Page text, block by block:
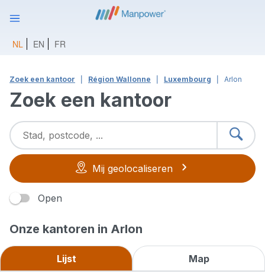
NL EN FR
Zoek een kantoor Région Wallonne Luxembourg Arlon
Zoek een kantoor
Mij geolocaliseren
Open
Onze kantoren in Arlon
Lijst Map